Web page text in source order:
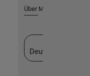
Über MathWorks
Deutschland